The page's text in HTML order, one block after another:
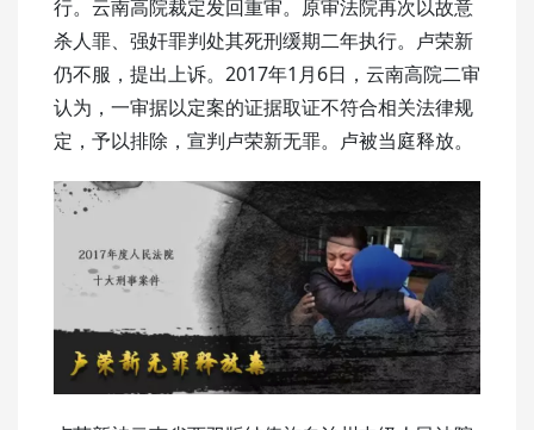
行。云南高院裁定发回重审。原审法院再次以故意
杀人罪、强奸罪判处其死刑缓期二年执行。卢荣新
仍不服，提出上诉。2017年1月6日，云南高院二审
认为，一审据以定案的证据取证不符合相关法律规
定，予以排除，宣判卢荣新无罪。卢被当庭释放。